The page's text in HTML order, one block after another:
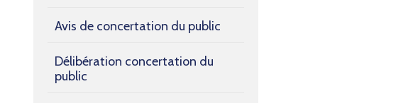
Avis de concertation du public
Délibération concertation du
public